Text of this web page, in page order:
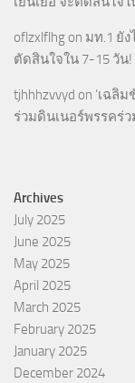
oflzxlflhg on มท.1 ยัง
ตัดสินใจใน 7-15 วัน!
tjhhhzvvyd on ‘เฉลิ
ร่วมดินเนอร์พรรคร่ว
Archives
July 2025
June 2025
May 2025
April 2025
March 2025
February 2025
January 2025
December 2024